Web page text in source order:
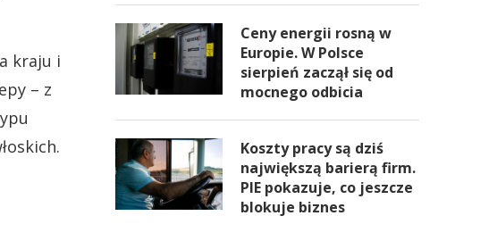
kraju i
– z
Ceny energii rosną w
Europie. W Polsce
sierpień zaczął się od
mocnego odbicia
Koszty pracy są dziś
największą barierą firm.
PIE pokazuje, co jeszcze
blokuje biznes